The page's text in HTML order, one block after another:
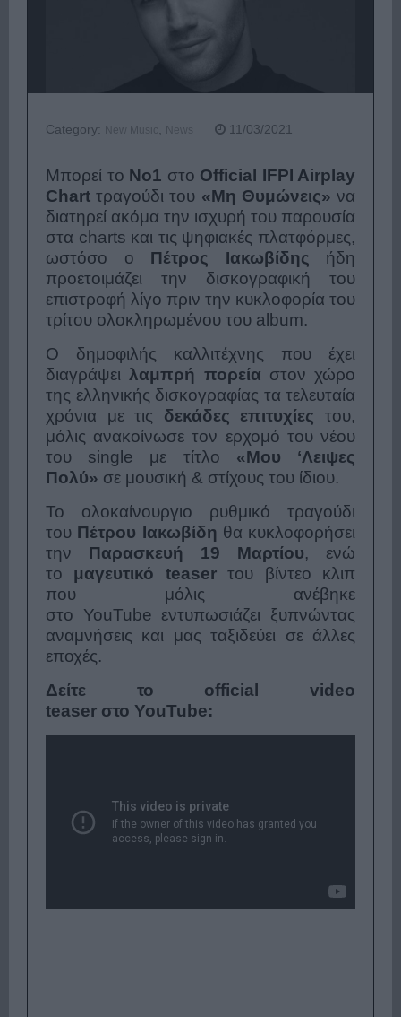
Category: New Music News 11/03/2021
Μπορεί το No1 στο Official IFPI Airplay
Chart τραγούδι του «Μη Θυμώνεις» να
διατηρεί ακόμα την ισχυρή του παρουσία
στα charts και τις ψηφιακές πλατφόρμες,
ωστόσο ο Πέτρος Ιακωβίδης ήδη
προετοιμάζει την δισκογραφική του
επιστροφή λίγο πριν την κυκλοφορία του
τρίτου ολοκληρωμένου του album.
Ο δημοφιλής καλλιτέχνης που έχει
διαγράψει λαμπρή πορεία στον χώρο
της ελληνικής δισκογραφίας τα τελευταία
χρόνια με τις δεκάδες επιτυχίες του,
μόλις ανακοίνωσε τον ερχομό του νέου
του single με τίτλο «Μου ‘Λειψες
Πολύ» σε μουσική & στίχους του ίδιου.
Το ολοκαίνουργιο ρυθμικό τραγούδι
του Πέτρου Ιακωβίδη θα κυκλοφορήσει
την Παρασκευή 19 Μαρτίου, ενώ
το μαγευτικό teaserτου βίντεο κλιπ
που μόλις ανέβηκε
στο YouTube εντυπωσιάζει ξυπνώντας
αναμνήσεις και μας ταξιδεύει σε άλλες
εποχές.
Δείτε
το
official video
teaser στο YouTube: